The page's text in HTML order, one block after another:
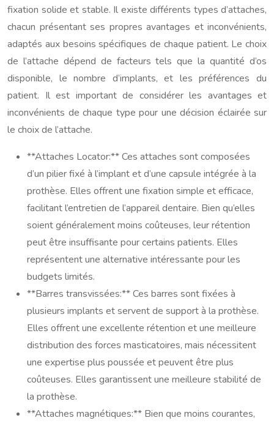
fixation solide et stable. Il existe différents types d’attaches,
chacun présentant ses propres avantages et inconvénients,
adaptés aux besoins spécifiques de chaque patient. Le choix
de l’attache dépend de facteurs tels que la quantité d’os
disponible, le nombre d’implants, et les préférences du
patient. Il est important de considérer les avantages et
inconvénients de chaque type pour une décision éclairée sur
le choix de l’attache.
**Attaches Locator:** Ces attaches sont composées
d’un pilier fixé à l’implant et d’une capsule intégrée à la
prothèse. Elles offrent une fixation simple et efficace,
facilitant l’entretien de l’appareil dentaire. Bien qu’elles
soient généralement moins coûteuses, leur rétention
peut être insuffisante pour certains patients. Elles
représentent une alternative intéressante pour les
budgets limités.
**Barres transvissées:** Ces barres sont fixées à
plusieurs implants et servent de support à la prothèse.
Elles offrent une excellente rétention et une meilleure
distribution des forces masticatoires, mais nécessitent
une expertise plus poussée et peuvent être plus
coûteuses. Elles garantissent une meilleure stabilité de
la prothèse.
**Attaches magnétiques:** Bien que moins courantes,